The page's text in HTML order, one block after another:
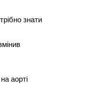
знати
аорті